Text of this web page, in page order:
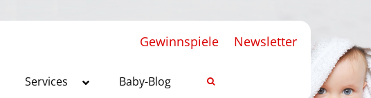
Gewinnspiele Newsletter
Services Baby-Blog